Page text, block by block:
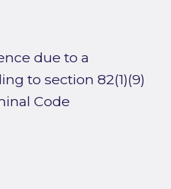
due to a
to section 82(1)(9)
Code